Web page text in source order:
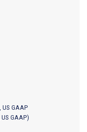
GAAP
GAAP)